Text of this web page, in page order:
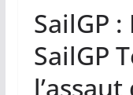
SailGP
SailGP